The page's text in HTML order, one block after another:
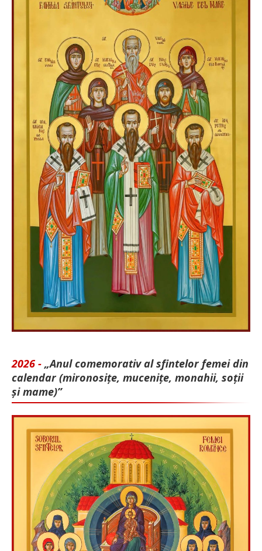
2026 - „Anul comemorativ al sfintelor femei din
calendar (mironosițe, mu­cenițe, monahii, soții
și mame)”